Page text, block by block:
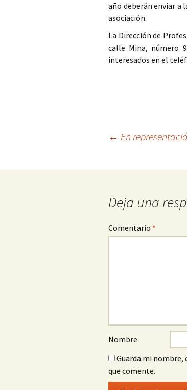
año deberán enviar a
asociación.
La Dirección de
calle Mina, número
interesados en el
← En
Deja una
Comentario *
Nombre
Guarda mi nombre,
que comente.